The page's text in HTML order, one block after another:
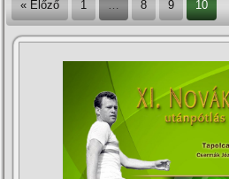
« Előző 1 … 8 9 10